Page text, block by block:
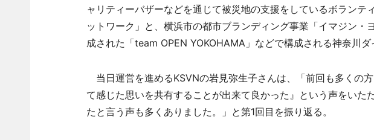
ャリティーバザーなどを通じて被災地の支援をしているボランテ
ットワーク」と、横浜市の都市ブランディング事業「イマジン・
成された「team OPEN YOKOHAMA」などで構成される神奈川ダ
当日運営を進めるKSVNの岩見弥生子さんは、「前回も多くの
て感じた思いを共有することが出来て良かった』という声をいた
たと言う声も多くありました。」と第1回目を振り返る。